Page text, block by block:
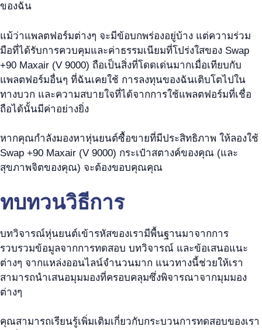
ของฉัน
แม้ว่าแพลตฟอร์มต่างๆ จะมีข้อบกพร่องอยู่บ้าง แต่ความร่วม
มือที่ได้รับการควบคุมและค่าธรรมเนียมที่โปร่งใสของ Swap
+90 Maxair (V 9000) ถือเป็นสิ่งที่โดดเด่นมากเมื่อเทียบกับ
แพลตฟอร์มอื่นๆ ที่ฉันเคยใช้ การลงทุนของฉันเติบโตไปใน
ทางบวก และความสบายใจที่ได้จากการใช้แพลตฟอร์มที่เชื่อ
ถือได้นั้นมีค่าอย่างยิ่ง
หากคุณกำลังมองหาหุ่นยนต์ซื้อขายที่มีประสิทธิภาพ ให้ลองใช้
Swap +90 Maxair (V 9000) กระเป๋าสตางค์ของคุณ (และ
สุขภาพจิตของคุณ) จะต้องขอบคุณคุณ
ทบทวนวิธีการ
บทวิจารณ์หุ่นยนต์เข้ารหัสของเรามีพื้นฐานมาจากการ
รวบรวมข้อมูลจากการทดสอบ บทวิจารณ์ และข้อเสนอแนะ
ต่างๆ จากแหล่งออนไลน์จำนวนมาก แนวทางนี้ช่วยให้เรา
สามารถนำเสนอมุมมองที่ครอบคลุมซึ่งพิจารณาจากมุมมอง
ต่างๆ
คุณสามารถเรียนรู้เพิ่มเติมเกี่ยวกับกระบวนการทดสอบของเรา